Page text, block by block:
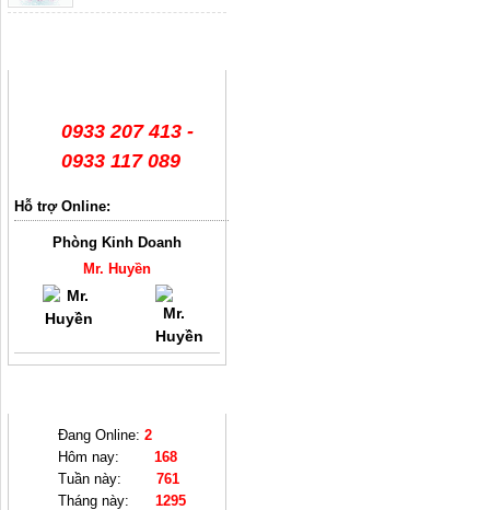
0933 207 413 -
0933 117 089
Hỗ trợ Online:
Phòng Kinh Doanh
Mr. Huyền
Đang Online: 2
Hôm nay: 168
Tuần này: 761
Tháng này: 1295